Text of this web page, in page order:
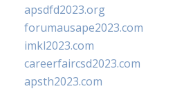
apsdfd2023.org
forumausape2023.com
imkl2023.com
careerfaircsd2023.com
apsth2023.com